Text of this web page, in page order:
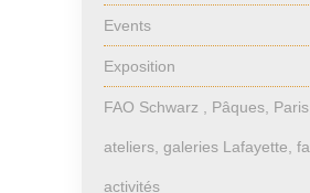
Events
Exposition
FAO Schwarz , Pâques,
ateliers, galeries Lafayette,
activités